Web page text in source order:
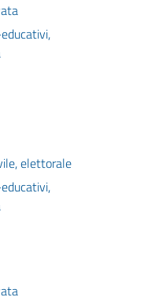
elettorale